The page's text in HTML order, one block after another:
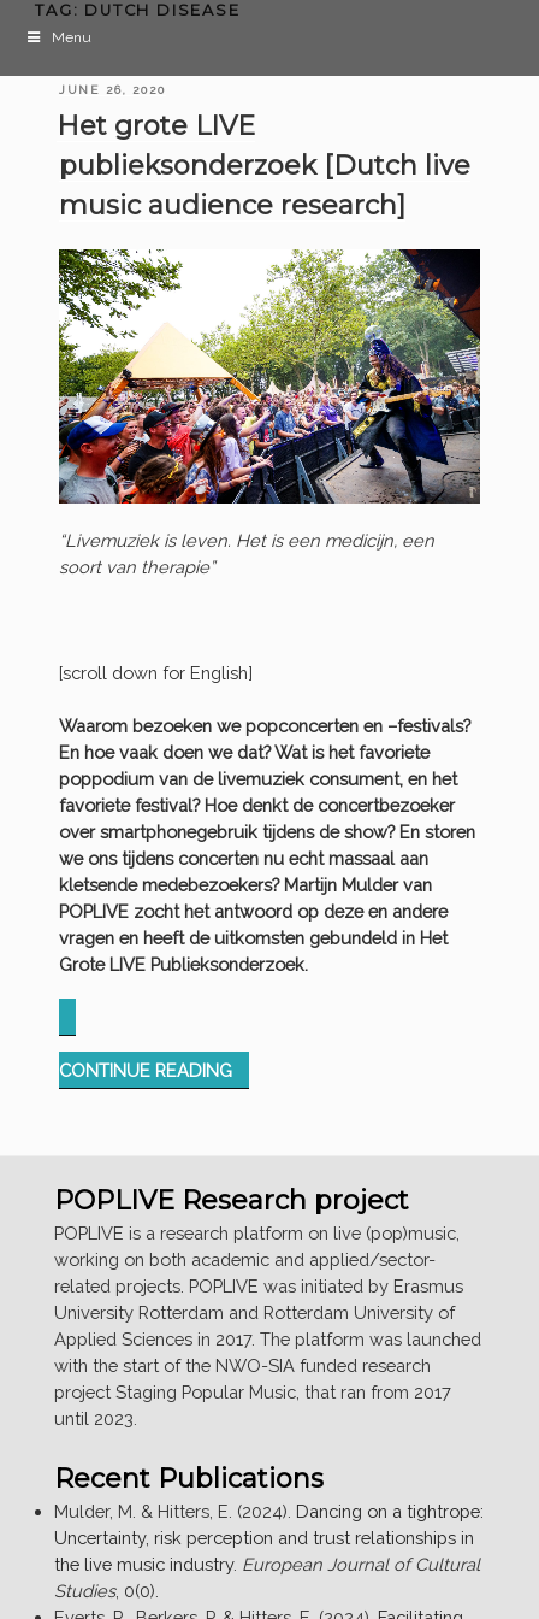
Menu
TAG: DUTCH DISEASE
POSTED
ON
JUNE 26, 2020
Het grote LIVE
publieksonderzoek [Dutch live
music audience research]
“Livemuziek is leven. Het is een medicijn, een
soort van therapie”
[scroll down for English]
Waarom bezoeken we popconcerten en –festivals?
En hoe vaak doen we dat? Wat is het favoriete
poppodium van de livemuziek consument, en het
favoriete festival? Hoe denkt de concertbezoeker
over smartphonegebruik tijdens de show? En storen
we ons tijdens concerten nu echt massaal aan
kletsende medebezoekers? Martijn Mulder van
POPLIVE zocht het antwoord op deze en andere
vragen en heeft de uitkomsten gebundeld in Het
Grote LIVE Publieksonderzoek.
CONTINUE READING“HET
GROTE
LIVE
MUSIC
AUDIENCE
RESEARCH]”
POPLIVE Research project
POPLIVE is a research platform on live (pop)music,
working on both academic and applied/sector-
related projects. POPLIVE was initiated by Erasmus
University Rotterdam and Rotterdam University of
Applied Sciences in 2017. The platform was launched
with the start of the NWO-SIA funded research
project Staging Popular Music, that ran from 2017
until 2023.
Recent Publications
Mulder, M. & Hitters, E. (2024). Dancing on a tightrope:
Uncertainty, risk perception and trust relationships in
the live music industry. European Journal of Cultural
Studies, 0(0).